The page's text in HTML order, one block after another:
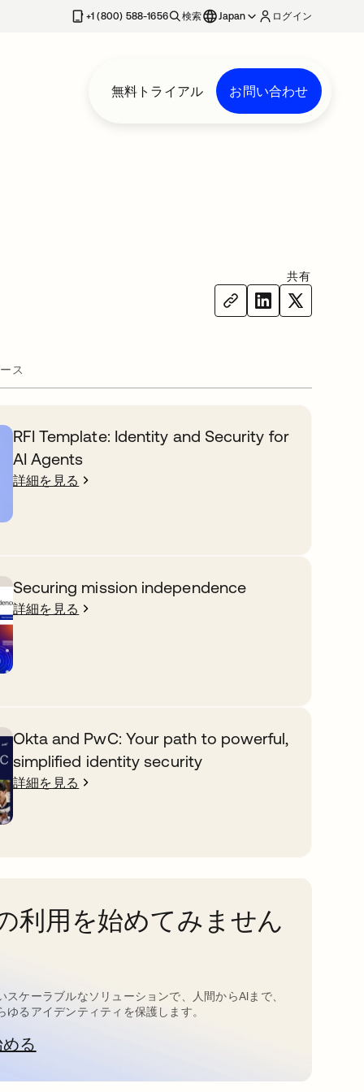
+1 (800) 588-1656 検索 Japan ログイン
無料トライアル お問い合わせ
共有
ス
RFI Template: Identity and Security for
AI Agents
詳細を見る
Securing mission independence
詳細を見る
Okta and PwC: Your path to powerful,
simplified identity security
詳細を見る
利用を始めてみません
スケーラブルなソリューションで、人間からAIまで、
ゆるアイデンティティを保護します。
る
いタブで開く